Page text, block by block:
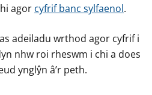
agor cyfrif banc sylfaenol.
adeiladu wrthod agor cyfrif i
nhw roi rheswm i chi a does
ynglŷn â’r peth.